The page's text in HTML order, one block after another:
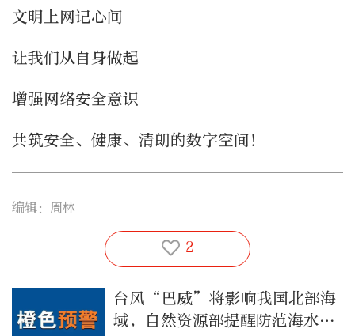
文明上网记心间
让我们从自身做起
增强网络安全意识
共筑安全、健康、清朗的数字空间！
编辑：周林
2
台风“巴威”将影响我国北部海
域，自然资源部提醒防范海水倒